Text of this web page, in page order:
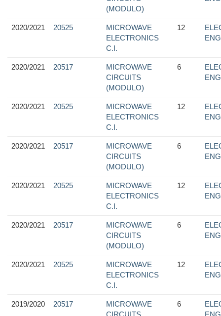
(MODULO)
2020/2021 20525
MICROWAVE
ELECTRONICS
C.I.
12
2020/2021 20517
MICROWAVE
CIRCUITS
(MODULO)
6
2020/2021 20525
MICROWAVE
ELECTRONICS
C.I.
12
2020/2021 20517
MICROWAVE
CIRCUITS
(MODULO)
6
2020/2021 20525
MICROWAVE
ELECTRONICS
C.I.
12
2020/2021 20517
MICROWAVE
CIRCUITS
(MODULO)
6
2020/2021 20525
MICROWAVE
ELECTRONICS
C.I.
12
2019/2020 20517
MICROWAVE
6